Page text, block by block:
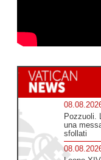
Pozzuoli.
una
sfollati